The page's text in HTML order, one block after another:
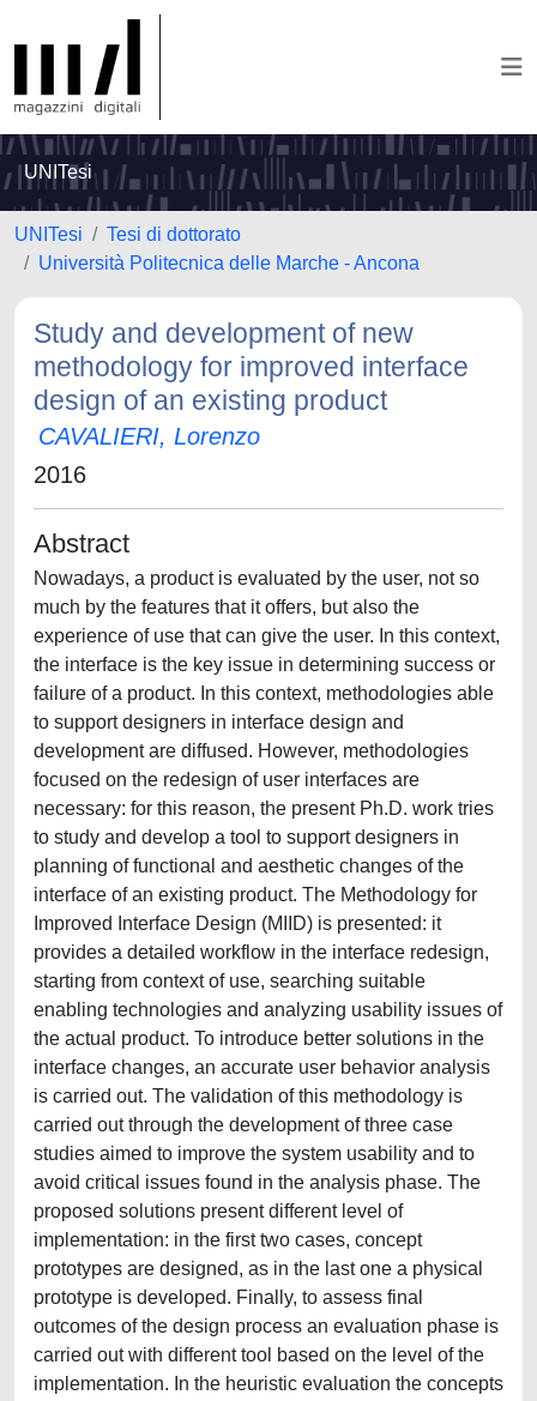
UNITesi
UNITesi
Tesi di dottorato
Università Politecnica delle Marche - Ancona
Study and development of new
methodology for improved interface
design of an existing product
CAVALIERI, Lorenzo
2016
Abstract
Nowadays, a product is evaluated by the user, not so
much by the features that it offers, but also the
experience of use that can give the user. In this context,
the interface is the key issue in determining success or
failure of a product. In this context, methodologies able
to support designers in interface design and
development are diffused. However, methodologies
focused on the redesign of user interfaces are
necessary: for this reason, the present Ph.D. work tries
to study and develop a tool to support designers in
planning of functional and aesthetic changes of the
interface of an existing product. The Methodology for
Improved Interface Design (MIID) is presented: it
provides a detailed workflow in the interface redesign,
starting from context of use, searching suitable
enabling technologies and analyzing usability issues of
the actual product. To introduce better solutions in the
interface changes, an accurate user behavior analysis
is carried out. The validation of this methodology is
carried out through the development of three case
studies aimed to improve the system usability and to
avoid critical issues found in the analysis phase. The
proposed solutions present different level of
implementation: in the first two cases, concept
prototypes are designed, as in the last one a physical
prototype is developed. Finally, to assess final
outcomes of the design process an evaluation phase is
carried out with different tool based on the level of the
implementation. In the heuristic evaluation the concepts